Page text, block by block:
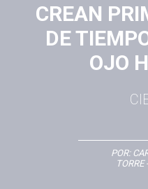
CREAN
DE
OJO
POR:
TORRE